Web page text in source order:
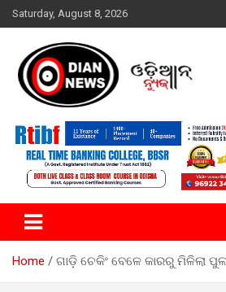
Skip
to
Saturday, August 8, 2026
ଓଡିଆନ୍ ନ୍ୟୁଜ
Home ଗାଡ଼ି ଚେକିଂ ବେଳେ କାରରୁ ମିଳିଲା